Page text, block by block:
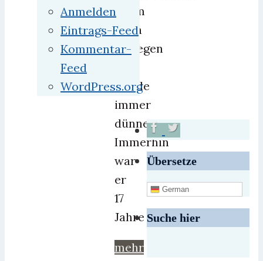
kaum
noch
bewegen
wurde
immer
dünner.
Immerhin
war
er
17
Jahre
mehr
Anmelden
Eintrags-Feed
Kommentar-
Feed
WordPress.org
Übersetze
German
Suche hier